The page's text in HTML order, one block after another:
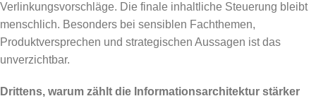
Verlinkungsvorschläge. Die finale inhaltliche Steuerung bleibt
menschlich. Besonders bei sensiblen Fachthemen,
Produktversprechen und strategischen Aussagen ist das
unverzichtbar.
Drittens, warum zählt die Informationsarchitektur stärker